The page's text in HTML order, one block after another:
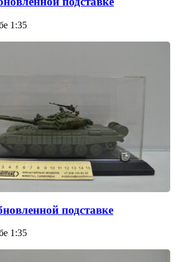
1:35
подставке
1:35